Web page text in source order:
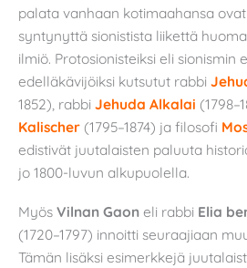
palata vanhaan kotimaahansa
syntynyttä sionistista liikettä
ilmiö. Protosionisteiksi eli sionismin
edelläkävijöiksi kutsutut rabbi
1852), rabbi Jehuda Alkalai
Kalischer (1795–1874) ja filosofi
edistivät juutalaisten paluuta
jo 1800-luvun alkupuolella.
Myös Vilnan Gaon eli rabbi Elia
(1720–1797) innoitti seuraajiaan
Tämän lisäksi esimerkkejä